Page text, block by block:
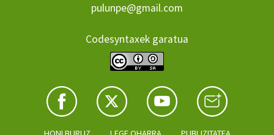
pulunpe@gmail.com
Codesyntaxek garatua